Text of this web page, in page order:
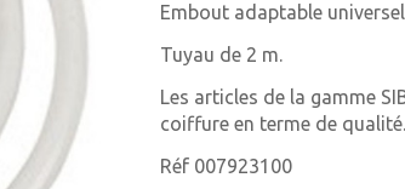
Embout adaptable
Tuyau de 2 m.
Les articles de la gamme
coiffure en terme de
Réf 007923100